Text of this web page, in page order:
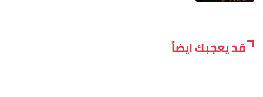
قد يعجبك ايضاً